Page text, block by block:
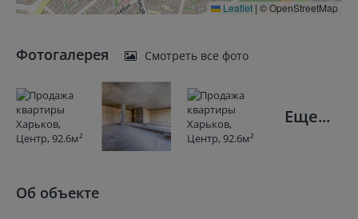
Leaflet | © OpenStreetMap
Фотогалерея Смотреть все фото
Еще...
Об объекте